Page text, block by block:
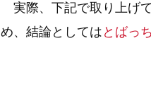
実際、下記で取り上げ
め、結論としては とばっ